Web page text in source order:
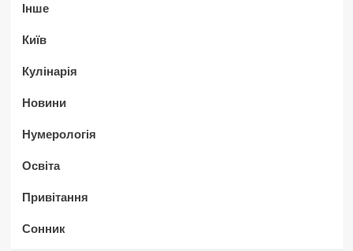
Інше
Київ
Кулінарія
Новини
Нумерологія
Освіта
Привітання
Сонник